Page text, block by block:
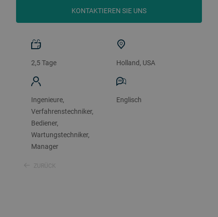
KONTAKTIEREN SIE UNS
2,5 Tage Holland, USA
Ingenieure,
Verfahrenstechniker,
Bediener,
Wartungstechniker,
Manager
Englisch
ZURÜCK